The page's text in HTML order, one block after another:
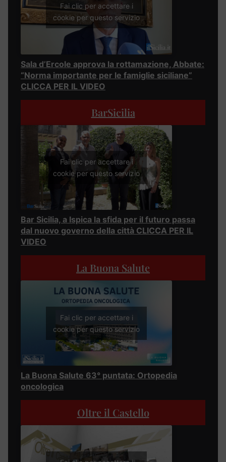
Fai clic per accettare i
cookie per questo servizio
Sala d’Ercole approva la rottamazione, Abbate:
“Norma importante per le famiglie siciliane”
CLICCA PER IL VIDEO
BarSicilia
Fai clic per accettare i
cookie per questo servizio
Bar Sicilia, a Ispica la sfida per il futuro passa
dal nuovo governo della città CLICCA PER IL
VIDEO
La Buona Salute
Fai clic per accettare i
cookie per questo servizio
La Buona Salute 63° puntata: Ortopedia
oncologica
Oltre il Castello